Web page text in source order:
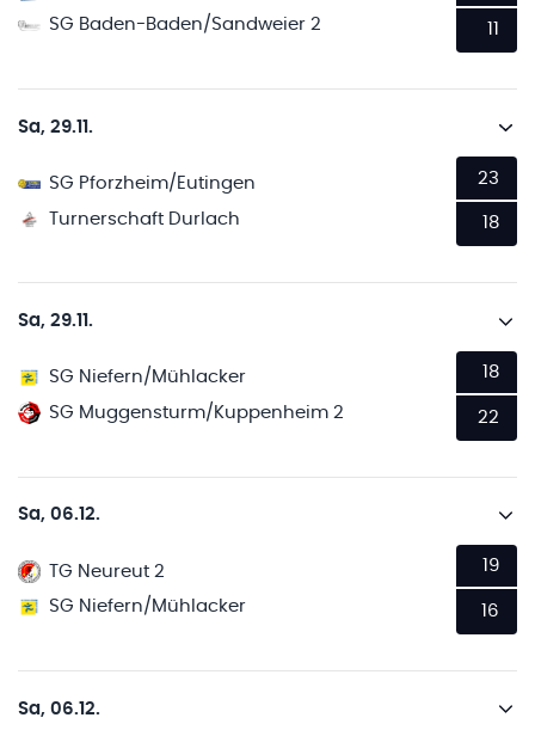
SG Baden-Baden/Sandweier 2
Sa, 29.11.
SG Pforzheim/Eutingen
Turnerschaft Durlach
23
18
Sa, 29.11.
SG Niefern/Mühlacker
SG Muggensturm/Kuppenheim 2
18
22
Sa, 06.12.
TG Neureut 2
SG Niefern/Mühlacker
19
16
Sa, 06.12.